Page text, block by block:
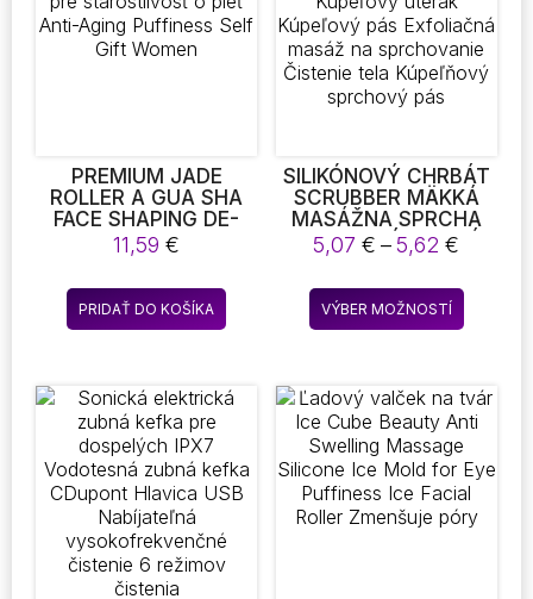
môžete
vybrať
na
PREMIUM JADE
ROLLER A GUA SHA
FACE SHAPING DE-
PUFFING SET BY
FACIAL PRE
STAROSTLIVOSŤ O
PLEŤ ANTI-AGING
PUFFINESS SELF GIFT
11,59€
PRIDAŤ DO KOŠÍKA
SILIKÓNOVÝ CHRBÁT
SCRUBBER MÄKKÁ
MASÁŽNA SPRCHA
LOOFAH KÚPEĽOVÝ
UTERÁK KÚPEĽOVÝ
PÁS EXFOLIAČNÁ
MASÁŽ NA
SPRCHOVANIE
SPRCHOVÝ PÁS
5,07€ – 5,62€
5,07 €
VÝBER MOŽNOSTÍ
Tento
produkt
si
môžete
vybrať
na